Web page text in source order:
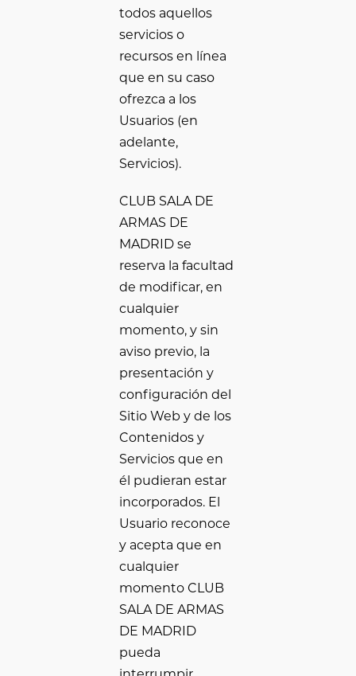
todos aquellos
servicios o
recursos en línea
que en su caso
ofrezca a los
Usuarios (en
adelante,
Servicios).
CLUB SALA DE
ARMAS DE
MADRID se
reserva la facultad
de modificar, en
cualquier
momento, y sin
aviso previo, la
presentación y
configuración del
Sitio Web y de los
Contenidos y
Servicios que en
él pudieran estar
incorporados. El
Usuario reconoce
y acepta que en
cualquier
momento CLUB
SALA DE ARMAS
DE MADRID
pueda